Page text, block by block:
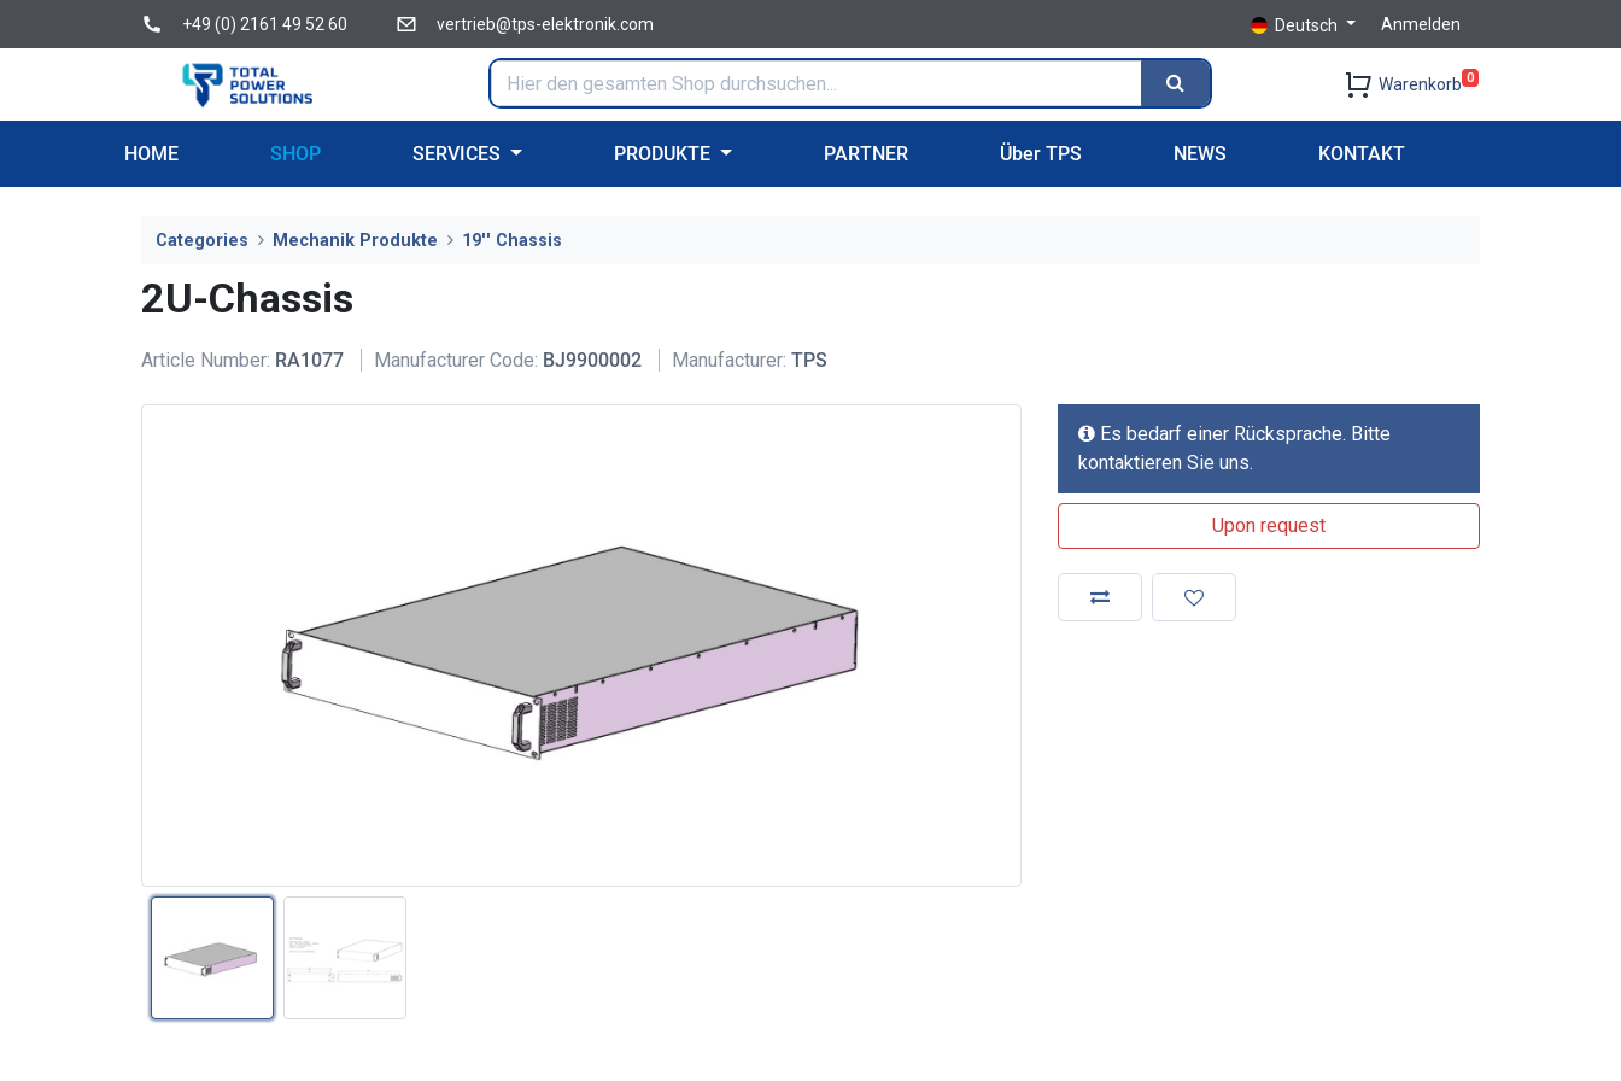
+49 (0) 2161 49 52 60 vertrieb@tps-elektronik.com Deutsch Anmelden
Warenkorb 0
HOME SHOP SERVICES PRODUKTE PARTNER Über TPS NEWS KONTAKT
Categories Mechanik Produkte 19'' Chassis
2U-Chassis
Article Number: RA1077 Manufacturer Code: BJ9900002 Manufacturer: TPS
Es bedarf einer Rücksprache. Bitte
kontaktieren Sie uns.
Upon request